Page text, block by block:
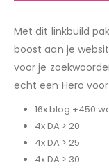
Met dit linkbuild
boost aan je
voor je
echt een Hero
16x blog +450
4x DA > 20
4x DA > 25
4x DA > 30